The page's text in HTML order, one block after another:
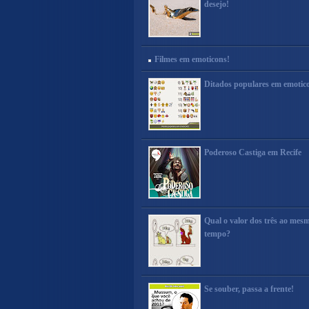
desejo!
Filmes em emoticons!
Ditados populares em
Poderoso Castiga em Recife
Qual o valor dos três ao
tempo?
Se souber, passa a frente!